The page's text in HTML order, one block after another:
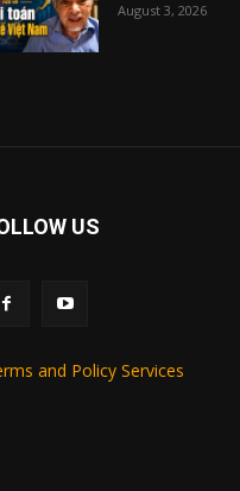
August 3, 2026
US
and Policy Services